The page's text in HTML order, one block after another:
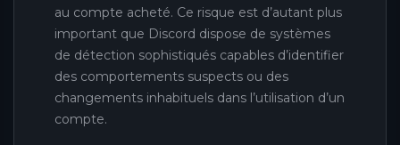
au compte acheté. Ce risque est d’autant plus
important que Discord dispose de systèmes
de détection sophistiqués capables d’identifier
des comportements suspects ou des
changements inhabituels dans l’utilisation d’un
compte.